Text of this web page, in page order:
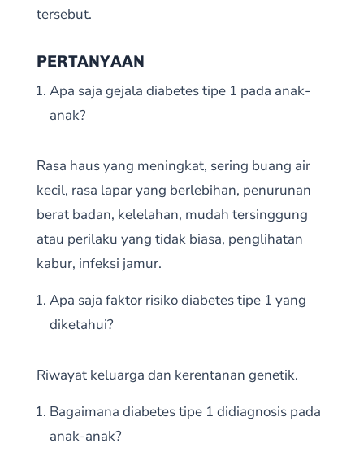
tersebut.
PERTANYAAN
Apa saja gejala diabetes tipe 1 pada anak-
anak?
Rasa haus yang meningkat, sering buang air
kecil, rasa lapar yang berlebihan, penurunan
berat badan, kelelahan, mudah tersinggung
atau perilaku yang tidak biasa, penglihatan
kabur, infeksi jamur.
Apa saja faktor risiko diabetes tipe 1 yang
diketahui?
Riwayat keluarga dan kerentanan genetik.
Bagaimana diabetes tipe 1 didiagnosis pada
anak-anak?